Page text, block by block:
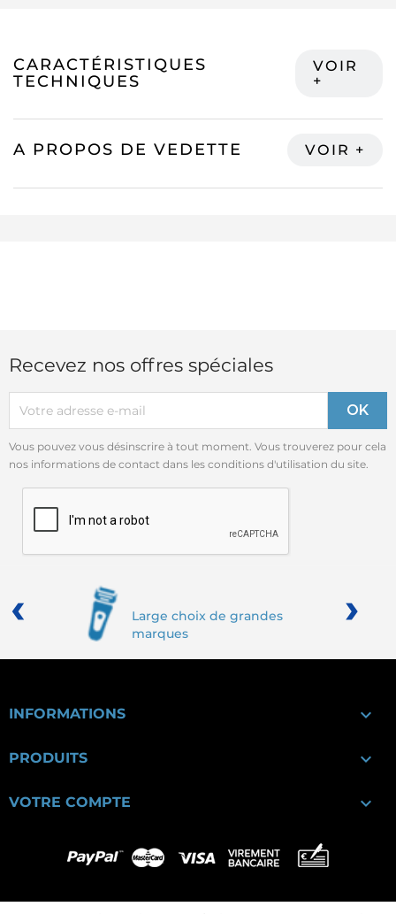
CARACTÉRISTIQUES
TECHNIQUES
A PROPOS DE VEDETTE
Recevez nos offres spéciales
Vous pouvez vous désinscrire à tout moment. Vous trouverez pour cela
nos informations de contact dans les conditions d'utilisation du site.
Large choix de grandes
marques
‹ ›
INFORMATIONS 
PRODUITS 
VOTRE COMPTE 